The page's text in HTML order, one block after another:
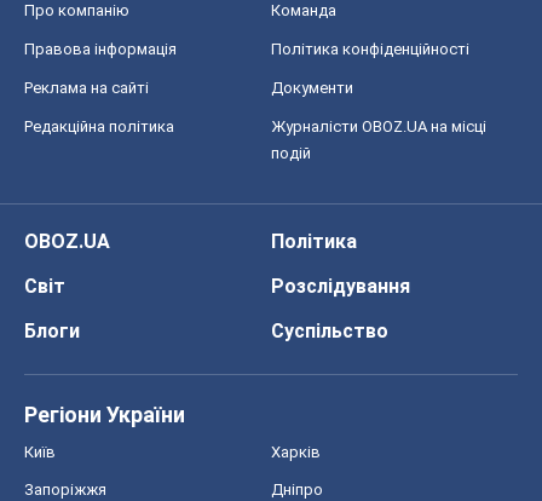
Про компанію Команда
Правова інформація Політика конфіденційності
Реклама на сайті Документи
Редакційна політика
Журналісти OBOZ.UA на місці
подій
OBOZ.UA
Політика
Світ
Розслідування
Блоги
Суспільство
Регіони України
Київ Харків
Запоріжжя Дніпро